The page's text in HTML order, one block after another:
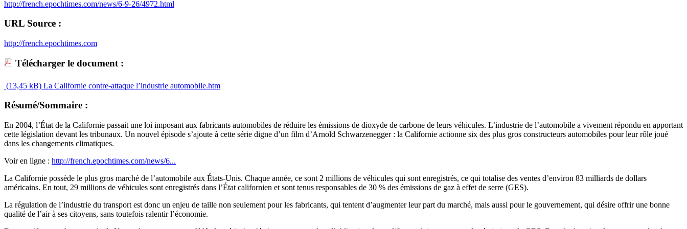
http://french.epochtimes.com/news/6-9-26/4972.html
URL Source :
http://french.epochtimes.com
Télécharger le document :
(13,45 kB) La Californie contre-attaque l’industrie automobile.htm
Résumé/Sommaire :
En 2004, l’État de la Californie passait une loi imposant aux fabricants automobiles de réduire les émissions de dioxyde de carbone de leurs véhicules. L’industrie de l’automobile a vivement répondu en apportant
cette législation devant les tribunaux. Un nouvel épisode s’ajoute à cette série digne d’un film d’Arnold Schwarzenegger : la Californie actionne six des plus gros constructeurs automobiles pour leur rôle joué
dans les changements climatiques.
Voir en ligne : http://french.epochtimes.com/news/6...
La Californie possède le plus gros marché de l’automobile aux États-Unis. Chaque année, ce sont 2 millions de véhicules qui sont enregistrés, ce qui totalise des ventes d’environ 83 milliards de dollars
américains. En tout, 29 millions de véhicules sont enregistrés dans l’État californien et sont tenus responsables de 30 % des émissions de gaz à effet de serre (GES).
La régulation de l’industrie du transport est donc un enjeu de taille non seulement pour les fabricants, qui tentent d’augmenter leur part du marché, mais aussi pour le gouvernement, qui désire offrir une bonne
qualité de l’air à ses citoyens, sans toutefois ralentir l’économie.